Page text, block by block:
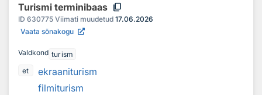
Turismi terminibaas content_copy
ID 630775 Viimati muudetud 17.06.2026
Vaata sõnakogu
Valdkond turism
et
ekraaniturism
filmiturism